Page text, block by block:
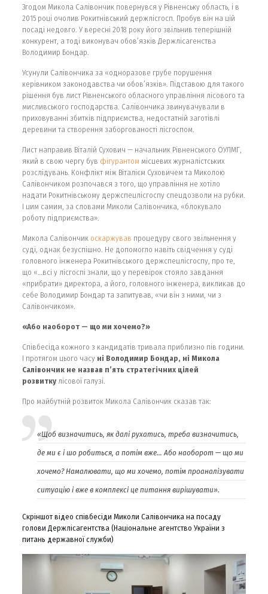
Згодом Микола Салівончик повернувся у Рівненську область, і в
2015 році очолив Рокитнівський держлісгосп. Пробув він на цій
посаді недовго. У вересні 2018 року його звільнив теперішній
конкурент, а тоді виконувач обов’язків Держлісагенства
Володимир Бондар.
Усунули Салівончика за «одноразове грубе порушення
керівником законодавства чи обов’язків». Підставою для такого
рішення був лист Рівненського обласного управління лісового та
мисливського господарства. Салівончика звинувачували в
приховуванні збитків підприємства, недостатній заготівлі
деревини та створення заборгованості лісгоспом.
Лист направив Віталій Сухович — начальник Рівненського ОУЛМГ,
який в свою чергу був фігурантом місцевих журналістських
розслідувань. Конфлікт між Віталієм Суховичем та Миколою
Салівончиком розпочався з того, що управління не хотіло
надати Рокитнівському держспецлісгоспу спецдозволи на рубки.
І цим самим, за словами Миколи Салівончика, «блокувало
роботу підприємства».
Микола Салівончик оскаржував процедуру свого звільнення у
суді, однак безуспішно. Не допомогло навіть свідчення у суді
головного інженера Рокитнівського держспецлісгоспу, про те,
що «…всі у лісгоспі знали, що у перевірок стояло завдання
«прибрати» директора, а його, головного інженера, викликав до
себе Володимир Бондар та запитував, «чи він з ними, чи з
Салівончиком».
«Або наоборот — що ми хочемо?»
Співбесіда кожного з кандидатів тривала приблизно пів години.
І протягом цього часу ні Володимир Бондар, ні Микола
Салівончик не назвав п’ять стратегічних цілей
розвиткулісової галузі.
Про майбутній розвиток Микола Салівончик сказав так:
«Щоб визначитись, як далі рухатись, треба визначитись,
де ми є і шо робиться, а потім вже… Або наоборот — що ми
хочемо? Намалювати, що ми хочемо, потім проаналізувати
ситуацію і вже в комплексі це питання вирішувати».
Скріншот відео співбесіди Миколи Салівончика на посаду
голови Держлісагентства (Національне агентство України з
питань державної служби)